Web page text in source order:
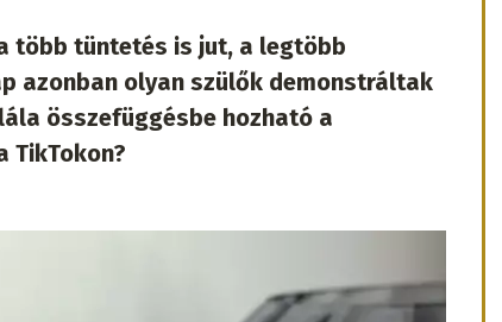
több tüntetés is jut, a legtöbb
azonban olyan szülők demonstráltak
összefüggésbe hozható a
TikTokon?